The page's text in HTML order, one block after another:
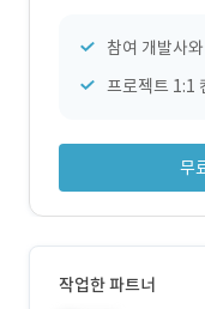
참여 개발사
프로젝트 1:1
무
작업한 파트너